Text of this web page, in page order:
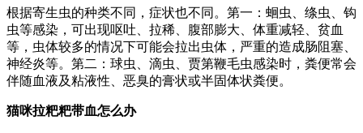
根据寄生虫的种类不同，症状也不同。第一：蛔虫、绦虫、钩
虫等感染，可出现呕吐、拉稀、腹部膨大、体重减轻、贫血
等，虫体较多的情况下可能会拉出虫体，严重的造成肠阻塞、
神经炎等。第二：球虫、滴虫、贾第鞭毛虫感染时，粪便常会
伴随血液及粘液性、恶臭的膏状或半固体状粪便。
猫咪拉粑粑带血怎么办